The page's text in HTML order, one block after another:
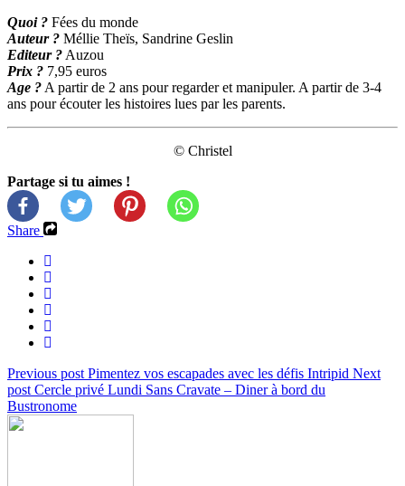
Quoi ? Fées du monde
Auteur ? Méllie Theïs, Sandrine Geslin
Editeur ? Auzou
Prix ? 7,95 euros
Age ? A partir de 2 ans pour regarder et manipuler. A partir de 3-4
ans pour écouter les histoires lues par les parents.
© Christel
Partage si tu aimes !
Share
Previous post Pimentez vos escapades avec les défis Intripid Next
post Cercle privé Lundi Sans Cravate – Diner à bord du
Bustronome